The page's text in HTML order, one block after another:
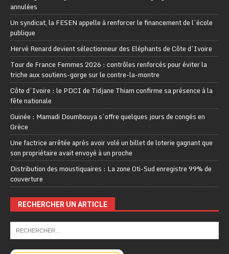
annulées
Un syndicat, la FESEN appelle à renforcer le financement de l’école
publique
Hervé Renard devient sélectionneur des Eléphants de Côte d’Ivoire
Tour de France Femmes 2026 : contrôles renforcés pour éviter la
triche aux soutiens-gorge sur le contre-la-montre
Côte d’Ivoire : le PDCI de Tidjane Thiam confirme sa présence à la
fête nationale
Guinée : Mamadi Doumbouya s’offre quelques jours de congés en
Grèce
Une factrice arrêtée après avoir volé un billet de loterie gagnant que
son propriétaire avait envoyé à un proche
Distribution des moustiquaires : La zone Oti-Sud enregistre 99% de
couverture
RECHERCHER UN ARTICLE